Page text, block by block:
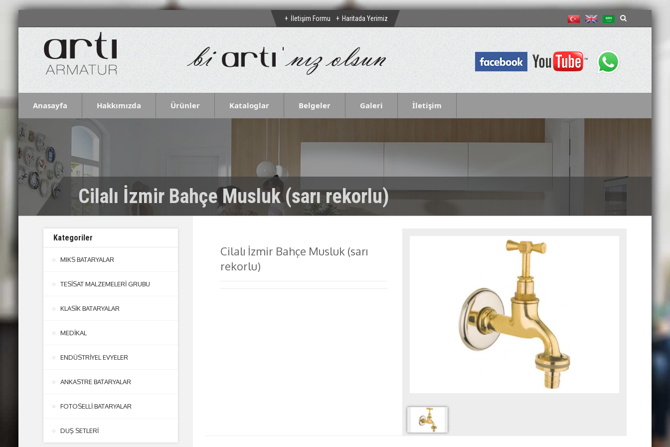
İletişim Formu Haritada Yerimiz
Anasayfa Hakkımızda Ürünler Kataloglar Belgeler Galeri İletişim
Cilalı İzmir Bahçe Musluk (sarı rekorlu)
Kategoriler
MIKS BATARYALAR
TESİSAT MALZEMELERİ GRUBU
KLASİK BATARYALAR
MEDİKAL
ENDÜSTRİYEL EVYELER
ANKASTRE BATARYALAR
FOTOSELLİ BATARYALAR
DUŞ SETLERİ
Cilalı İzmir Bahçe Musluk (sarı
rekorlu)